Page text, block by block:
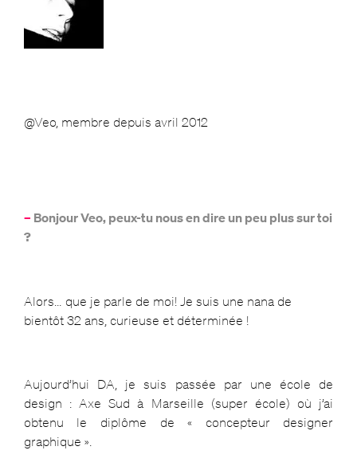
@Veo, membre depuis avril 2012
– Bonjour Veo, peux-tu nous en dire un peu plus sur toi
?
Alors… que je parle de moi! Je suis une nana de
bientôt 32 ans, curieuse et déterminée !
Aujourd’hui DA, je suis passée par une école de
design : Axe Sud à Marseille (super école) où j’ai
obtenu le diplôme de « concepteur designer
graphique ».